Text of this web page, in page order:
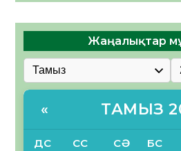
Жаңалықтар
« ТАМЫЗ
ДС СС СӘ БС